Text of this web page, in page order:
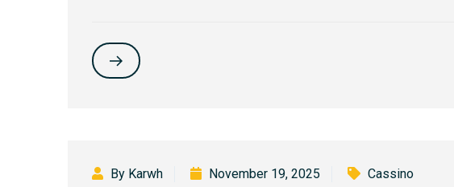
By Karwh November 19, 2025 Cassino